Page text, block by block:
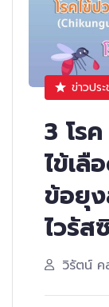
ข่าวปร
3 โร
ไข้เลื
ข้อยุ
ไวรัส
วิรัตน์